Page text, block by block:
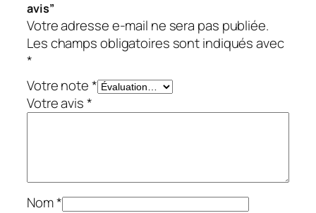
avis”
Votre adresse e-mail ne sera pas publiée.
Les champs obligatoires sont indiqués avec
*
Votre note*
Votre avis*
Nom*